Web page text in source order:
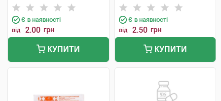
Є в наявності
від 2.00 грн
КУПИТИ
Є в наявності
від 2.50 грн
КУПИТИ